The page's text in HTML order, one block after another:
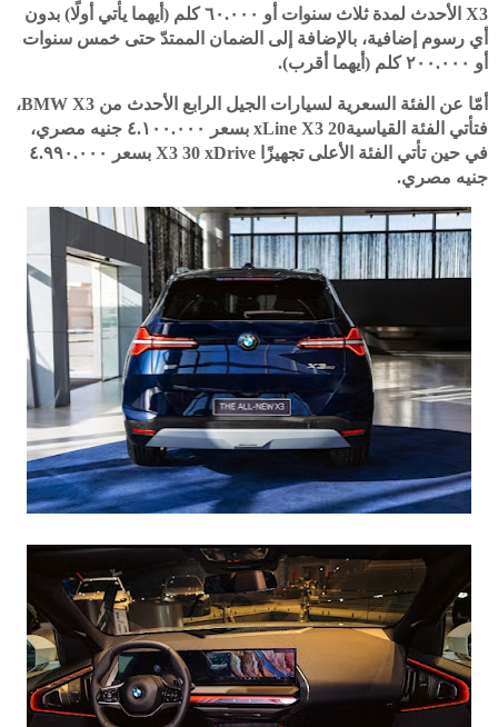
X3 الأحدث لمدة ثلاث سنوات أو ٦٠.٠٠٠ كلم (أيهما يأتي أولًا) بدون
أي رسوم إضافية، بالإضافة إلى الضمان الممتدّ حتى خمس سنوات
أو ٢٠٠.٠٠٠ كلم (أيهما أقرب).
أمّا عن الفئة السعرية لسيارات الجيل الرابع الأحدث من BMW X3،
فتأتي الفئة القياسيةxLine X3 20 بسعر ٤.١٠٠.٠٠٠ جنيه مصري،
في حين تأتي الفئة الأعلى تجهيزًا X3 30 xDrive بسعر ٤.٩٩٠.٠٠٠
جنيه مصري.